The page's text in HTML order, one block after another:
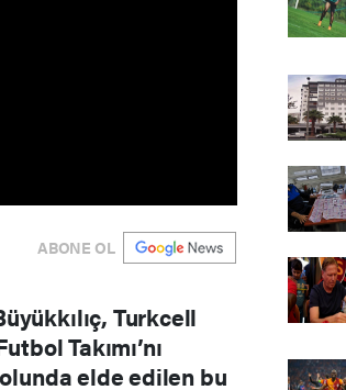
ABONE OL
Turkcell
Takımı’nı
elde edilen bu